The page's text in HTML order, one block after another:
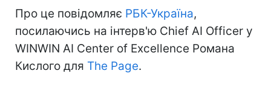
Про це повідомляє РБК-Україна,
посилаючись на інтерв'ю Chief AI Officer у
WINWIN AI Center of Excellence Романа
Кислого для The Page.